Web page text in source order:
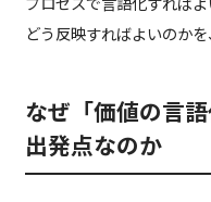
どう反映すればよいのか
なぜ「価値の言
出発点なのか